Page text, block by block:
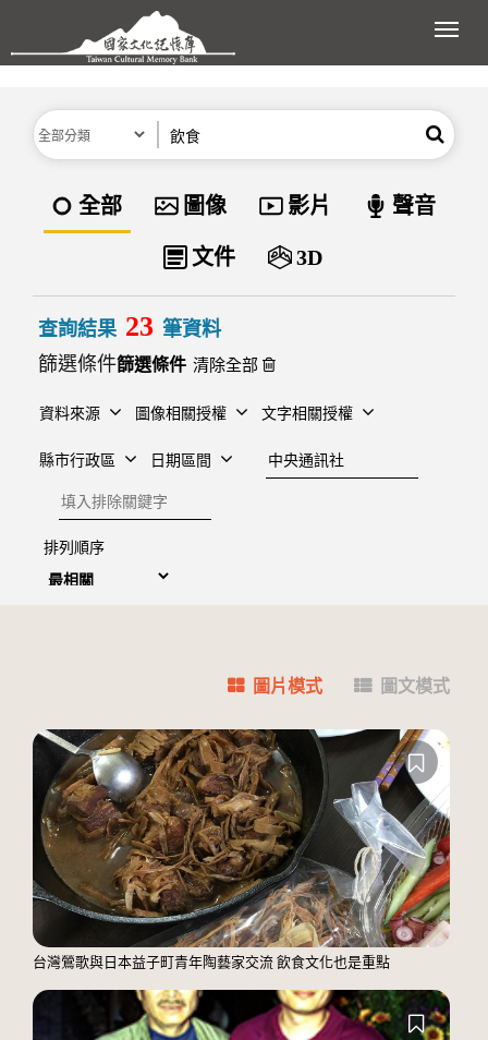
跳到主要內容區塊
展
分類 搜尋
資料類型
全部 圖像 影片 聲音
文件 3D
查詢結果 23 筆資料
篩選條件
清除全部
資料來源 圖像相關授權 文字相關授權
縣市行政區 日期區間
建檔單位
排除關鍵字
排列順序
圖片模式 圖文模式
台灣鶯歌與日本益子町青年陶藝家交流 飲食文化也是重點